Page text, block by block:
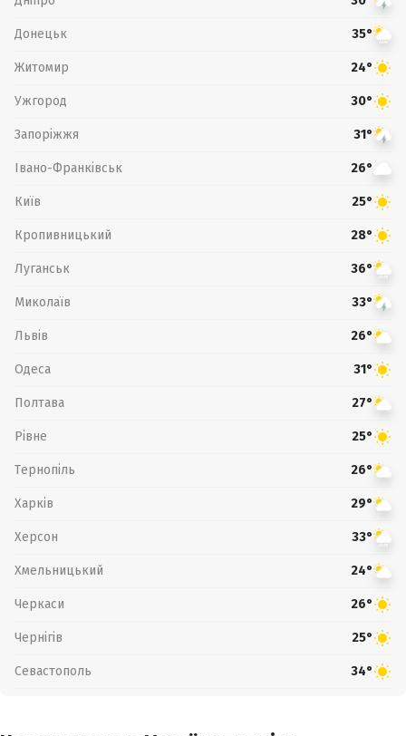
Донецьк 35°
Житомир 24°
Ужгород 30°
Запоріжжя 31°
Івано-Франківськ 26°
Київ 25°
Кропивницький 28°
Луганськ 36°
Миколаїв 33°
Львів 26°
Одеса 31°
Полтава 27°
Рівне 25°
Тернопіль 26°
Харків 29°
Херсон 33°
Хмельницький 24°
Черкаси 26°
Чернігів 25°
Севастополь 34°